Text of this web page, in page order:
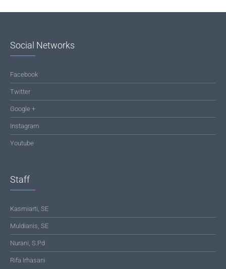
Social Networks
Facebook
Twitter
Google +
Instagram
Youtube
Staff
Kasmiarti, SE
Muldianis, SE
Nurani, S.Pd
Rifa Irhasani